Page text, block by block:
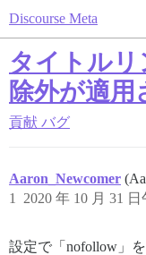
Discourse Meta
タイトルリ
除外が適
貢献 バグ
Aaron_Newcomer
2020 年 10 月 31 日
1
設定で「nofollow」